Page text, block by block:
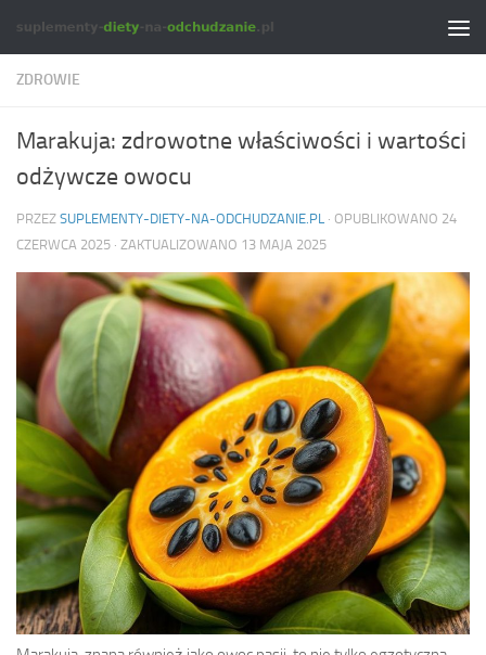
Skip to content
ZDROWIE
Marakuja: zdrowotne właściwości i wartości
odżywcze owocu
PRZEZ SUPLEMENTY-DIETY-NA-ODCHUDZANIE.PL · OPUBLIKOWANO 24
CZERWCA 2025 · ZAKTUALIZOWANO 13 MAJA 2025